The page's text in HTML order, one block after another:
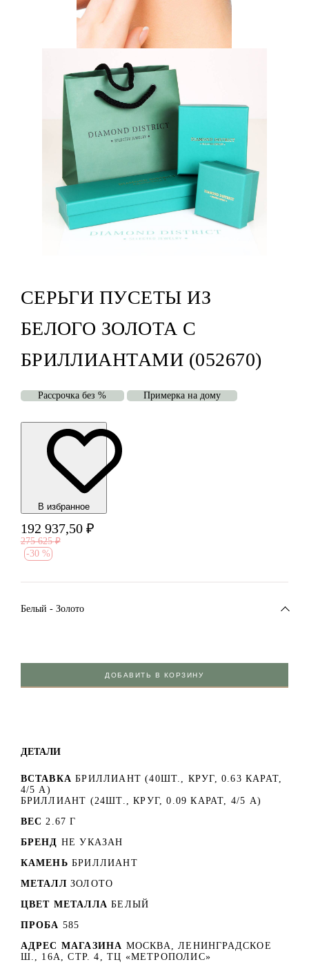
СЕРЬГИ ПУСЕТЫ ИЗ
БЕЛОГО ЗОЛОТА С
БРИЛЛИАНТАМИ (052670)
Рассрочка без % Примерка на дому
В избранноe
192 937,50 ₽
275 625 ₽
-30 %
Белый - Золото
ДОБАВИТЬ В КОРЗИНУ
ДЕТАЛИ
ВСТАВКА БРИЛЛИАНТ (40ШТ., КРУГ, 0.63 КАРАТ,
4/5 А)
БРИЛЛИАНТ (24ШТ., КРУГ, 0.09 КАРАТ, 4/5 А)
ВЕС 2.67 Г
БРЕНД НЕ УКАЗАН
КАМЕНЬ БРИЛЛИАНТ
МЕТАЛЛ ЗОЛОТО
ЦВЕТ МЕТАЛЛА БЕЛЫЙ
ПРОБА 585
АДРЕС МАГАЗИНА МОСКВА, ЛЕНИНГРАДСКОЕ
Ш., 16А, СТР. 4, ТЦ «МЕТРОПОЛИС»